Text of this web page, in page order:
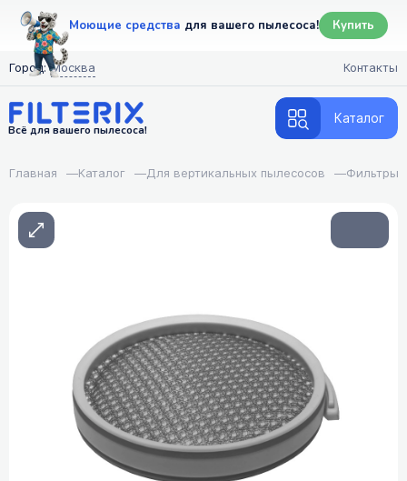
Моющие средства для вашего пылесоса! Купить
Город: Москва Контакты
Всё для вашего пылесоса!
Каталог
Главная —Каталог —Для вертикальных пылесосов —Фильтры